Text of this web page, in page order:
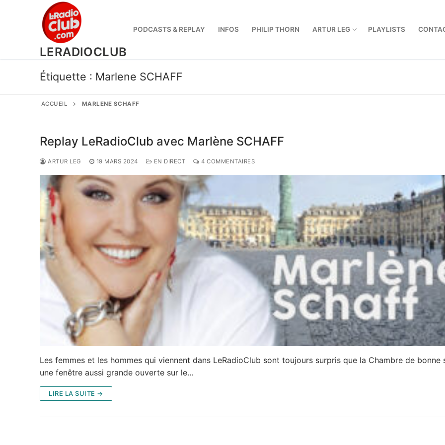
LERADIOCLUB
PODCASTS & REPLAY INFOS PHILIP THORN ARTUR LEG PLAYLISTS
Étiquette : Marlene SCHAFF
ACCUEIL MARLENE SCHAFF
Replay LeRadioClub avec Marlène SCHAFF
ARTUR LEG 19 MARS 2024 EN DIRECT 4 COMMENTAIRES
Les femmes et les hommes qui viennent dans LeRadioClub sont toujours surpris que la Chambre de bonne
une fenêtre aussi grande ouverte sur le…
LIRE LA SUITE →